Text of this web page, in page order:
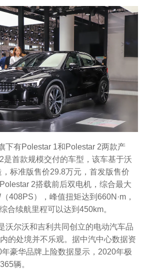
下有Polestar 1和Polestar 2两款产
是首款规模交付的车型，该车基于沃
标准版售价29.8万元，首发版售价
2搭载前后双电机，综合最大
408PS），峰值扭矩达到660N·m，
合续航里程可以达到450km。
沃尔沃和吉利共同创立的电动汽车品
的处境并不乐观。据中汽中心数据资
豪华品牌上险数据显示，2020年极
辆。